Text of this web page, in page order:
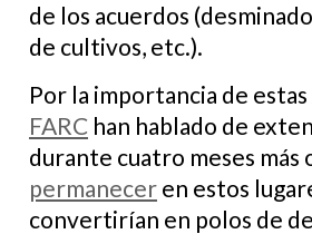
de los acuerdos
de cultivos, etc.).
Por la importancia de estas
FARC han hablado de
durante cuatro meses más
permanecer en estos
convertirían en polos de